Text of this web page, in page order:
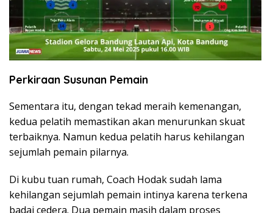
Perkiraan Susunan Pemain
Sementara itu, dengan tekad meraih kemenangan,
kedua pelatih memastikan akan menurunkan skuat
terbaiknya. Namun kedua pelatih harus kehilangan
sejumlah pemain pilarnya.
Di kubu tuan rumah, Coach Hodak sudah lama
kehilangan sejumlah pemain intinya karena terkena
badai cedera. Dua pemain masih dalam proses